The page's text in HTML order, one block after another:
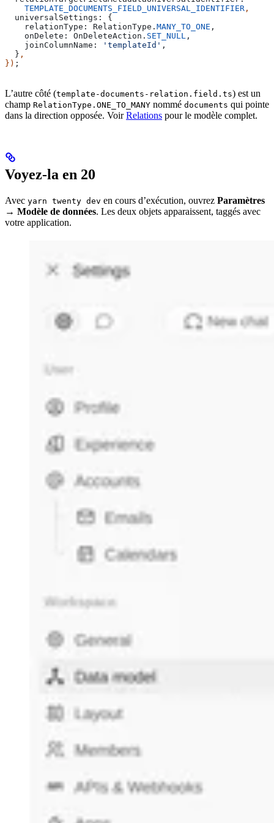
    TEMPLATE_DOCUMENTS_FIELD_UNIVERSAL_IDENTIFIER
,
  universalSettings:
{
    relationType:
RelationType . MANY_TO_ONE ,
    onDelete:
OnDeleteAction . SET_NULL ,
    joinColumnName:
'templateId' ,
  }
,
}) ;
L’autre côté (template-documents-relation.field.ts) est un
champ RelationType.ONE_TO_MANY nommé documents qui pointe
dans la direction opposée. VoirRelations pour le modèle complet.
Voyez-la en 20
Avec yarn twenty dev en cours d’exécution, ouvrez Paramètres
→ Modèle de données. Les deux objets apparaissent, taggés avec
votre application.